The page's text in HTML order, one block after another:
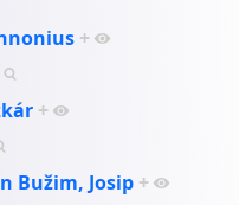
+
+
Bužim, Josip +